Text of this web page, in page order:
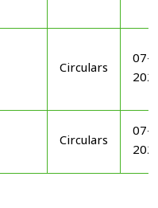
Circulars
07-
Circulars
07-